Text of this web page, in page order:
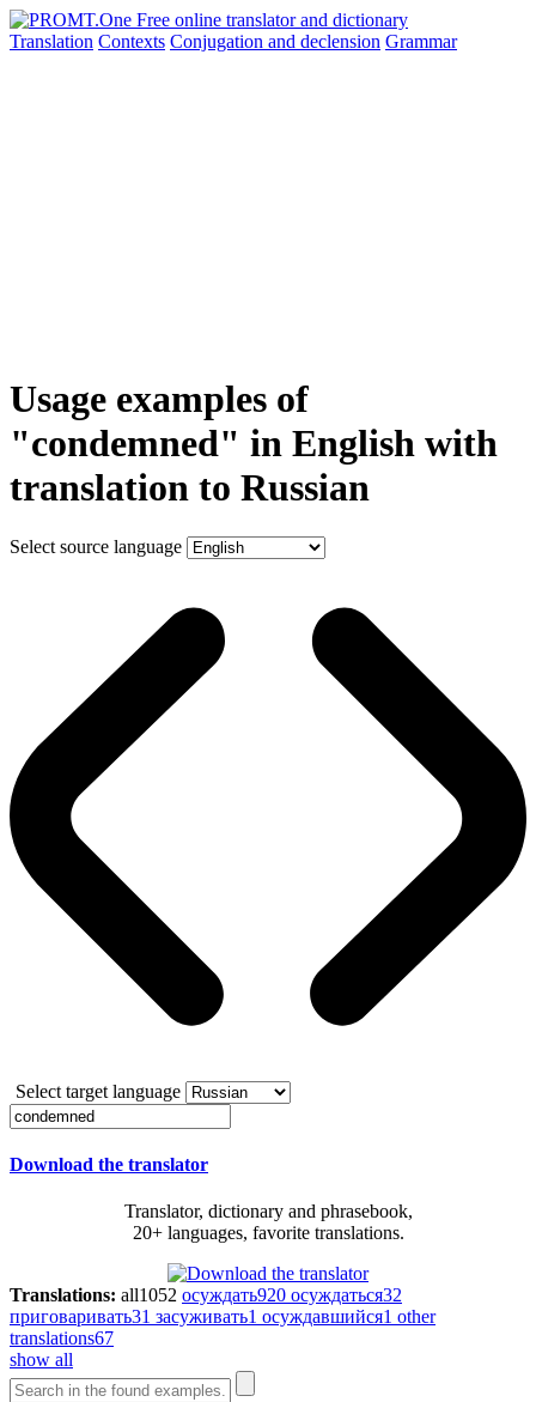
Translation Contexts Conjugation and declension Grammar
Usage examples of
"condemned" in English with
translation to Russian
Select source language
Select target language
Download the translator
Translator, dictionary and phrasebook,
20+ languages, favorite translations.
Translations: all1052 осуждать920 осуждаться32
приговаривать31 засуживать1 осуждавшийся1 other
translations67
show all